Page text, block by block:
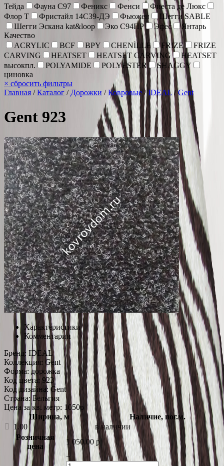
Тейда
Фауна С97 Феникс Фенси
Фиеста де Люкс
Флор Т
Фристайл 14С39-ДЭ Фьюжен
Шегги SABLE
Шегги Эскана kat&loop
Эко С94ПР Эфес
Янтарь
Качество
ACRYLIC
BCF BPY CHENİLLE FRIZE
FRIZE
CARVING
HEATSET HEATSET CARVING
HEATSET
высокпл.
POLYAMIDE POLYESTER
SHAGGY
циновка
× сбросить фильтры
Главная /Каталог / Дорожки /Ковровые /IDEAL /Gent
Gent 923
Характеристики
Комментарии
Бренд: IDEAL
Коллекция: Gent
Форма: дорожка
Код цвета:923
Код дизайна:Gent
Страна:Бельгия
Цена за кв. метр: 1050p
Ширина, м
Наличие, пог.м.
1.00
в наличии
Розничная
цена
1 050.00p
−